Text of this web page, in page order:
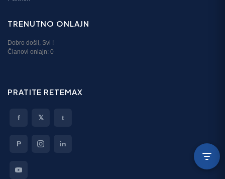
TRENUTNO ONLAJN
Dobro došli, Svi !
Članovi onlajn: 0
PRATITE RETEMAX
f 𝕏 t
P in